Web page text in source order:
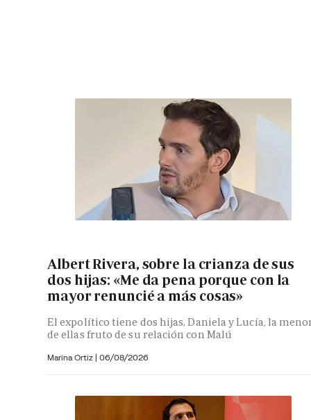
Albert Rivera, sobre la crianza de sus
dos hijas: «Me da pena porque con la
mayor renuncié a más cosas»
El expolítico tiene dos hijas, Daniela y Lucía, la
de ellas fruto de su relación con Malú
Marina Ortiz | 06/08/2026